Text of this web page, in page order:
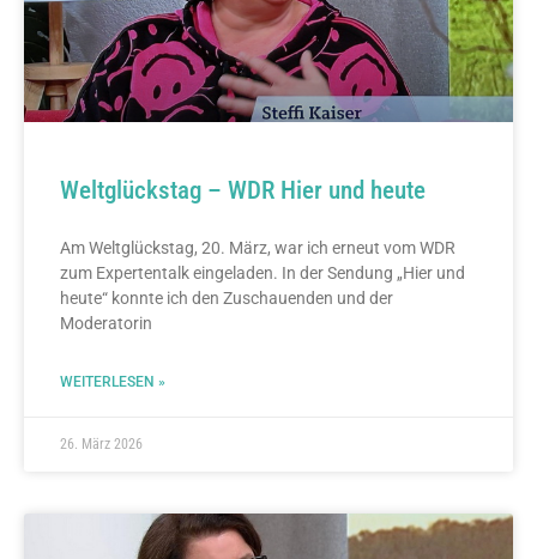
Weltglückstag – WDR Hier und heute
Am Weltglückstag, 20. März, war ich erneut vom WDR
zum Expertentalk eingeladen. In der Sendung „Hier und
heute“ konnte ich den Zuschauenden und der
Moderatorin
WEITERLESEN »
26. März 2026